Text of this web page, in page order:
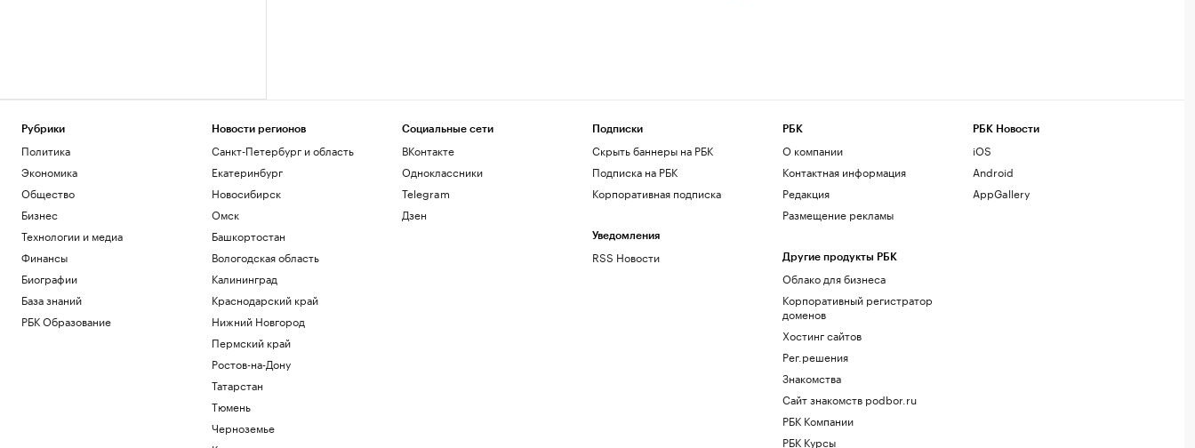
Рубрики
Политика
Экономика
Общество
Бизнес
Технологии и медиа
Финансы
Биографии
База знаний
РБК Образование
Новости регионов
Санкт-Петербург и область
Екатеринбург
Новосибирск
Омск
Башкортостан
Вологодская область
Калининград
Краснодарский край
Нижний Новгород
Пермский край
Ростов-на-Дону
Татарстан
Тюмень
Черноземье
Социальные сети
ВКонтакте
Одноклассники
Telegram
Дзен
Подписки
Скрыть баннеры на РБК
Подписка на РБК
Корпоративная подписка
Уведомления
RSS Новости
РБК
О компании
Контактная информация
Редакция
Размещение рекламы
Другие продукты РБК
Облако для бизнеса
Корпоративный регистратор
доменов
Хостинг сайтов
Рег.решения
Знакомства
Сайт знакомств podbor.ru
РБК Компании
РБК Курсы
РБК Новости
iOS
Android
AppGallery